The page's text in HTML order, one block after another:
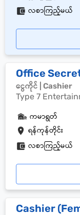
လစာကြည့်မယ်
Office
ငွေကိုင် | Cashier
Type 7
ရန်ကုန်တိုင်း
ကမာရွတ်
လစာကြည့်မယ်
Cashier